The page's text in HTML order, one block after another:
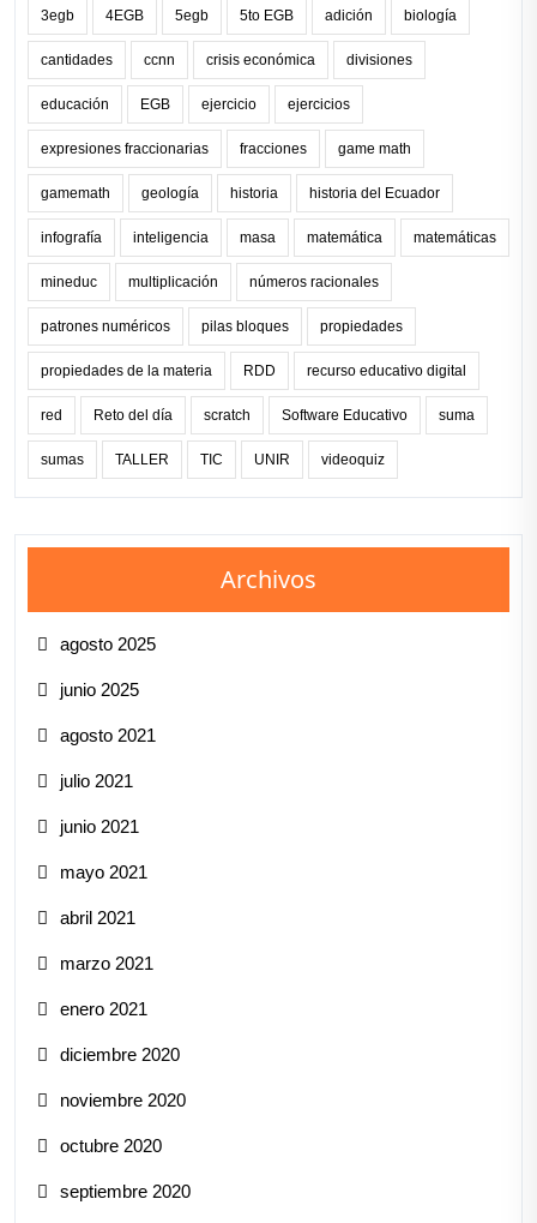
3egb 4EGB 5egb 5to EGB adición biología
cantidades ccnn crisis económica divisiones
educación EGB ejercicio ejercicios
expresiones fraccionarias fracciones game math
gamemath geología historia historia del Ecuador
infografía inteligencia masa matemática matemáticas
mineduc multiplicación números racionales
patrones numéricos pilas bloques propiedades
propiedades de la materia RDD recurso educativo digital
red Reto del día scratch Software Educativo suma
sumas TALLER TIC UNIR videoquiz
Archivos
agosto 2025
junio 2025
agosto 2021
julio 2021
junio 2021
mayo 2021
abril 2021
marzo 2021
enero 2021
diciembre 2020
noviembre 2020
octubre 2020
septiembre 2020